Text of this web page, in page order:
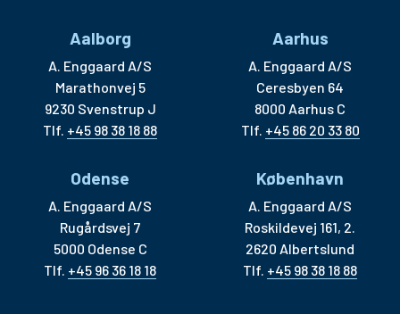
Aalborg
A. Enggaard A/S
Marathonvej 5
9230 Svenstrup J
Tlf. +45 98 38 18 88
Aarhus
A. Enggaard A/S
Ceresbyen 64
8000 Aarhus C
Tlf. +45 86 20 33 80
Odense
A. Enggaard A/S
Rugårdsvej 7
5000 Odense C
Tlf. +45 96 36 18 18
København
A. Enggaard A/S
Roskildevej 161, 2.
2620 Albertslund
Tlf. +45 98 38 18 88